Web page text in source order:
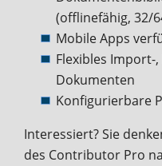
(offlinefähig, 32/
Mobile Apps
Flexibles Import-
Dokumenten
Konfigurierbare
Interessiert? Sie
des Contributor Pro